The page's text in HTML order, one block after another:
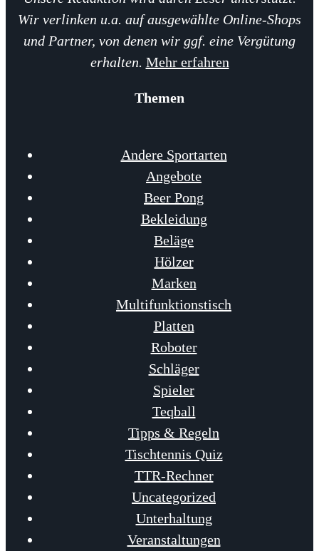
Wir verlinken u.a. auf ausgewählte Online-Shops
und Partner, von denen wir ggf. eine Vergütung
erhalten. Mehr erfahren
Themen
Andere Sportarten
Angebote
Beer Pong
Bekleidung
Beläge
Hölzer
Marken
Multifunktionstisch
Platten
Roboter
Schläger
Spieler
Teqball
Tipps & Regeln
Tischtennis Quiz
TTR-Rechner
Uncategorized
Unterhaltung
Veranstaltungen